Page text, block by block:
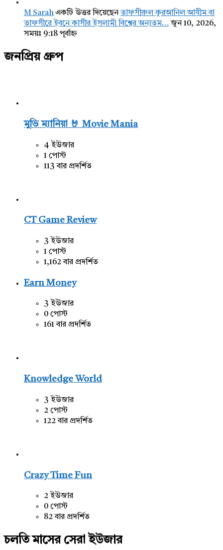
M Sarahএকটি উত্তর দিয়েছেনতাফসীরুল কুরআনিল আযীম বা
তাফসীরে ইবনে কাসীর ইসলামী বিশ্বের অন্যতম… জুন 10, 2026,
সময়ঃ 9:18 পূর্বাহ্ন
জনপ্রিয় গ্রুপ
মুভি ম্যানিয়া 🤘 Movie Mania
4 ইউজার
1 পোস্ট
113 বার প্রদর্শিত
CT Game Review
3 ইউজার
1 পোস্ট
1,162 বার প্রদর্শিত
Earn Money
3 ইউজার
0 পোস্ট
161 বার প্রদর্শিত
Knowledge World
3 ইউজার
2 পোস্ট
122 বার প্রদর্শিত
Crazy Time Fun
2 ইউজার
0 পোস্ট
82 বার প্রদর্শিত
চলতি মাসের সেরা ইউজার